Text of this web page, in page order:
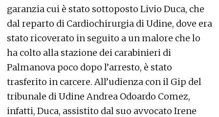
garanzia cui è stato sottoposto Livio Duca, che
dal reparto di Cardiochirurgia di Udine, dove era
stato ricoverato in seguito a un malore che lo
ha colto alla stazione dei carabinieri di
Palmanova poco dopo l’arresto, è stato
trasferito in carcere. All’udienza con il Gip del
tribunale di Udine Andrea Odoardo Comez,
infatti, Duca, assistito dal suo avvocato Irene